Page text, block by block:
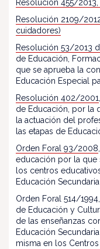
Resolución 455/
Resolución 2109/
cuidadores)
Resolución 53/2013
de Educación,
que se aprueba la
Educación Especial
Resolución 402/2001
de Educación, por la
la actuación del
las etapas de
Orden Foral 93/2008
educación por la que
los centros
Educación
Orden Foral 514/
de Educación y
de las enseñanzas
Educación
misma en los